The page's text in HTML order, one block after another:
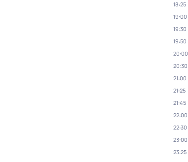
18:25
19:00
19:30
19:50
20:00
20:30
21:00
21:25
21:45
22:00
22:30
23:00
23:25